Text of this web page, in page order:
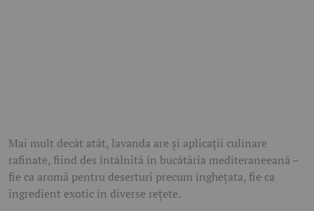
Mai mult decât atât, lavanda are și aplicații culinare
rafinate, fiind des întâlnită în bucătăria mediteraneeană –
fie ca aromă pentru deserturi precum înghețata, fie ca
ingredient exotic în diverse rețete.